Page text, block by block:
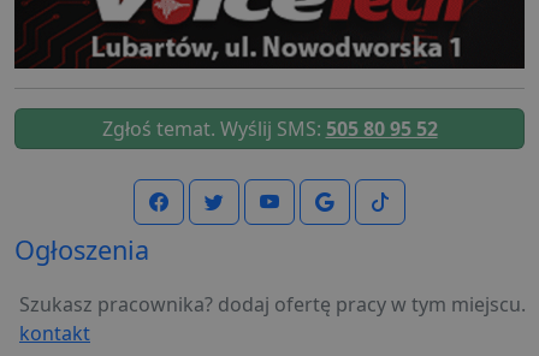
Zgłoś temat. Wyślij SMS: 505 80 95 52
Ogłoszenia
Szukasz pracownika? dodaj ofertę pracy w tym miejscu.
kontakt
Niezbędne
Targetowanie
Funkcjonalność
Niesklasyfikowane
Niezbędne pliki cookie umożliwiają korzystanie z
podstawowych funkcji strony internetowej, takich jak
logowanie użytkownika i zarządzanie kontem. Bez
korzystać ze strony internetowej.
Dostawca /